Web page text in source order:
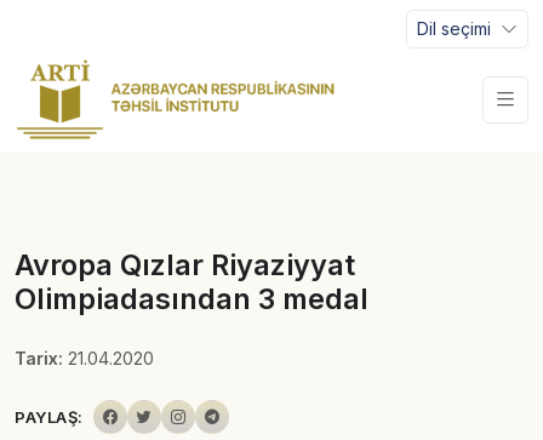
Dil seçimi
Avropa Qızlar Riyaziyyat
Olimpiadasından 3 medal
Tarix: 21.04.2020
PAYLAŞ: